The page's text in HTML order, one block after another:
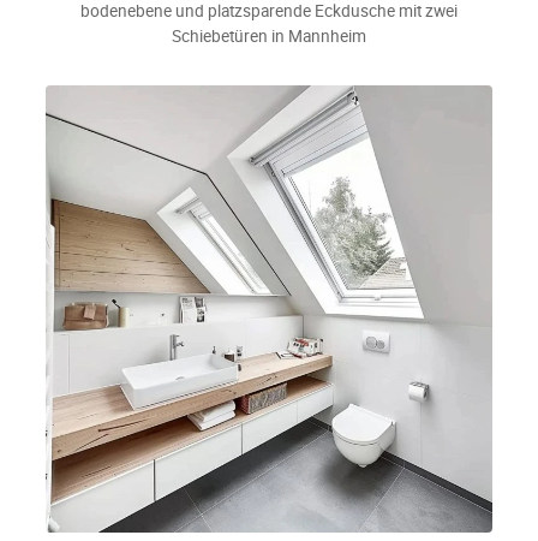
bodenebene und platzsparende Eckdusche mit zwei
Schiebetüren in Mannheim